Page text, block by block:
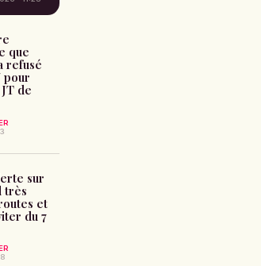
que
refusé
pour
de
sur
très
et
du 7